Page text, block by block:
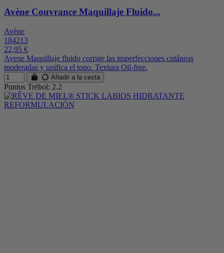
Avène Couvrance Maquillaje Fluido...
Avène
184213
22,95 €
Avene Maquillaje fluido corrige las imperfecciones cutáneas
moderadas y unifica el tono. Textura Oil-free.
Añadir a la cesta
Puntos Trébol: 2.2